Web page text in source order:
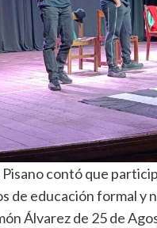
contó que
de educación formal y
Álvarez de 25 de